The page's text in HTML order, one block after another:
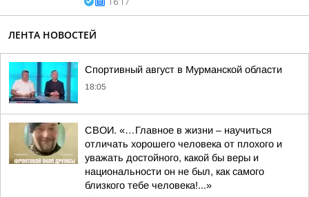
16:17
ЛЕНТА НОВОСТЕЙ
Спортивный август в Мурманской области
18:05
СВОИ. «…Главное в жизни – научиться
отличать хорошего человека от плохого и
уважать достойного, какой бы веры и
национальности он не был, как самого
близкого тебе человека!...»